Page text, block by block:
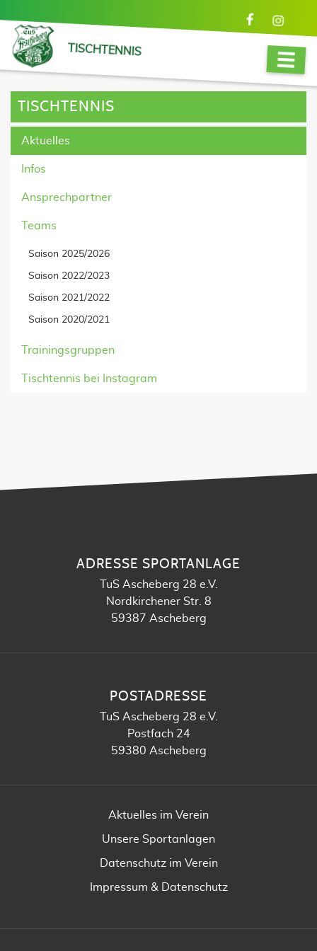
TISCHTENNIS
TISCHTENNIS
Aktuelles
Infos
Ansprechpartner
Teams
Saison 2025/2026
Saison 2022/2023
Saison 2021/2022
Saison 2020/2021
Trainingsgruppen
Tischtennis bei Instagram
ADRESSE SPORTANLAGE
TuS Ascheberg 28 e.V.
Nordkirchener Str. 8
59387 Ascheberg
POSTADRESSE
TuS Ascheberg 28 e.V.
Postfach 24
59380 Ascheberg
Aktuelles im Verein
Unsere Sportanlagen
Datenschutz im Verein
Impressum & Datenschutz